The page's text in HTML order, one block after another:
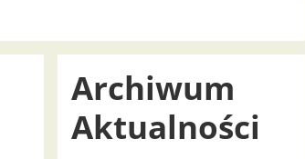
Archiwum
Aktualności